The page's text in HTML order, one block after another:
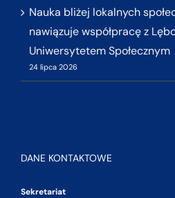
Nauka bliżej lokalnych
nawiązuje współpracę z
Uniwersytetem Społecznym
24 lipca 2026
DANE KONTAKTOWE
Sekretariat